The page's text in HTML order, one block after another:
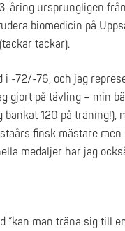
åring ursprungligen
biomedicin på
tackar).
72/-76, och jag
gjort på tävling – min
120 på
finsk mästare
medaljer har jag
”kan man träna sig till